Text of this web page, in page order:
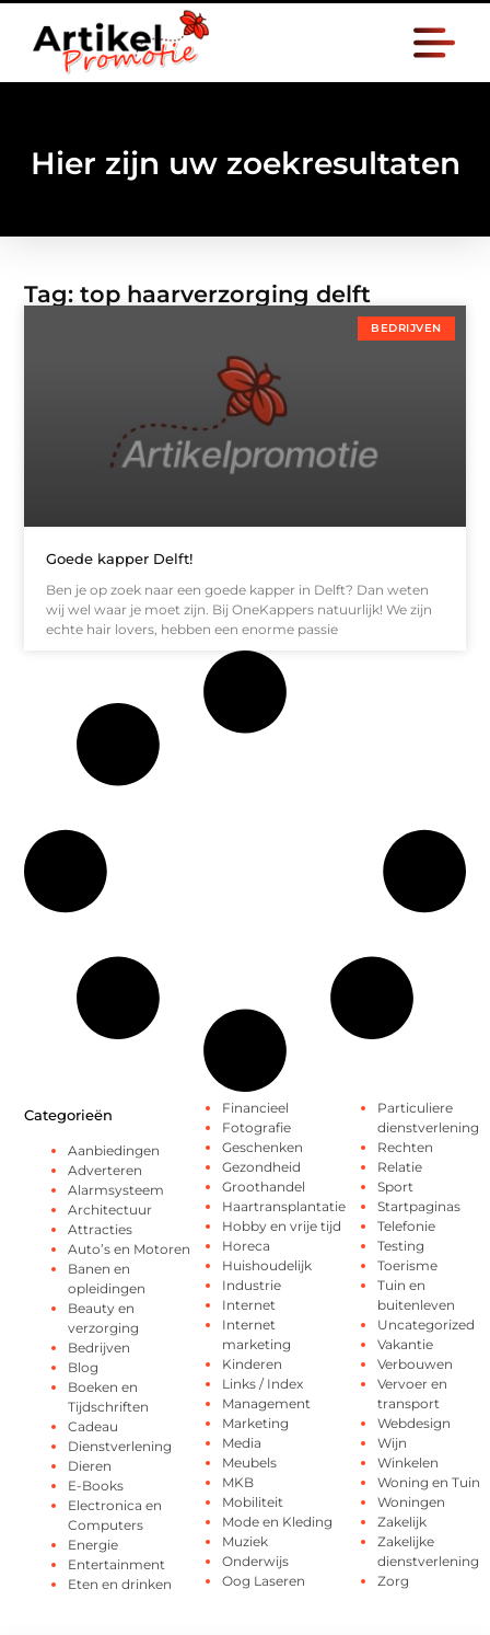
Hier zijn uw zoekresultaten
Tag: top haarverzorging delft
BEDRIJVEN
Goede kapper Delft!
Ben je op zoek naar een goede kapper in Delft? Dan weten
wij wel waar je moet zijn. Bij OneKappers natuurlijk! We zijn
echte hair lovers, hebben een enorme passie
Categorieën
Aanbiedingen
Adverteren
Alarmsysteem
Architectuur
Attracties
Auto’s en Motoren
Banen en
opleidingen
Beauty en
verzorging
Bedrijven
Blog
Boeken en
Tijdschriften
Cadeau
Dienstverlening
Dieren
E-Books
Electronica en
Computers
Energie
Entertainment
Eten en drinken
Financieel
Fotografie
Geschenken
Gezondheid
Groothandel
Haartransplantatie
Hobby en vrije tijd
Horeca
Huishoudelijk
Industrie
Internet
Internet
marketing
Kinderen
Links / Index
Management
Marketing
Media
Meubels
MKB
Mobiliteit
Mode en Kleding
Muziek
Onderwijs
Oog Laseren
Particuliere
dienstverlening
Rechten
Relatie
Sport
Startpaginas
Telefonie
Testing
Toerisme
Tuin en
buitenleven
Uncategorized
Vakantie
Verbouwen
Vervoer en
transport
Webdesign
Wijn
Winkelen
Woning en Tuin
Woningen
Zakelijk
Zakelijke
dienstverlening
Zorg